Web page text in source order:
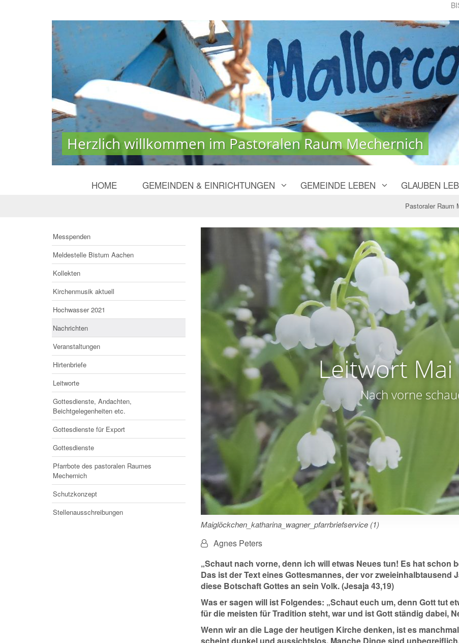
Herzlich willkommen im Pastoralen Raum Mechernich
Herzlich willkommen im Pastoralen Raum Mechernich
HOME GEMEINDEN & EINRICHTUNGEN GEMEINDE LEBEN GLAUBEN
Pastoraler Raum
Leitwort Mai
Nach vorne
Maiglöckchen_katharina_wagner_pfarrbriefservice (1)
Von:Agnes Peters
„Schaut nach vorne, denn ich will etwas Neues tun! Es hat schon
Das ist der Text eines Gottesmannes, der vor zweieinhalbtausend
diese Botschaft Gottes an sein Volk. (Jesaja 43,19)
Was er sagen will ist Folgendes: „Schaut euch um, denn Gott tut
für die meisten für Tradition steht, war und ist Gott ständig dabei,
Wenn wir an die Lage der heutigen Kirche denken, ist es
scheint dunkel und aussichtslos. Manche Dinge sind
Messpenden
Meldestelle Bistum Aachen
Kollekten
Kirchenmusik aktuell
Hochwasser 2021
Nachrichten
Veranstaltungen
Hirtenbriefe
Leitworte
Gottesdienste, Andachten,
Beichtgelegenheiten etc.
Gottesdienste für Export
Gottesdienste
Pfarrbote des pastoralen Raumes
Mechernich
Schutzkonzept
Stellenausschreibungen